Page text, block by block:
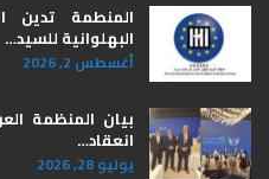
المنطمة تدين
البهلوانية للسيد…
أغسطس 2, 2026
بيان المنظمة
انعقاد…
يوليو 28, 2026